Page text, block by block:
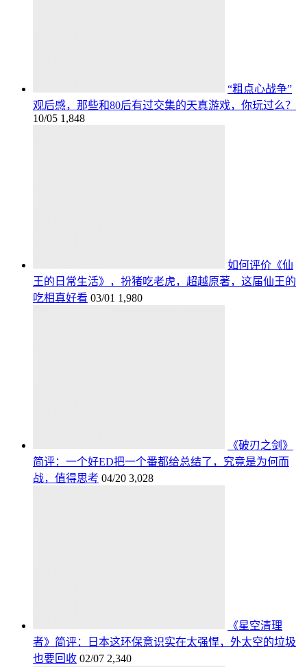
“粗点心战争”
观后感，那些和80后有过交集的天真游戏，你玩过么？
10/05 1,848
如何评价《仙
王的日常生活》，扮猪吃老虎，超越原著，这届仙王的
吃相真好看 03/01 1,980
《破刃之剑》
简评：一个好ED把一个番都给总结了，究竟是为何而
战，值得思考 04/20 3,028
《星空清理
者》简评：日本这环保意识实在太强悍，外太空的垃圾
也要回收 02/07 2,340